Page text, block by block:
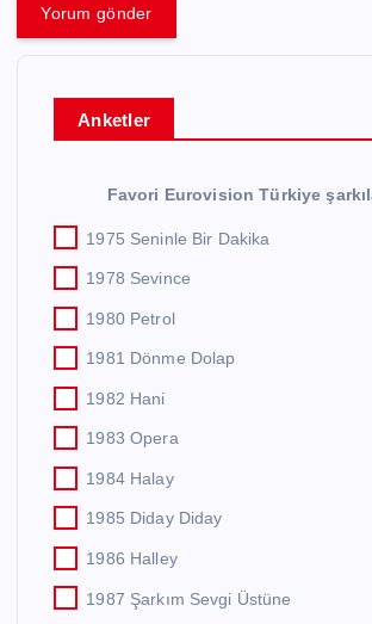
Anketler
Favori Eurovision Türkiye
1975 Seninle Bir Dakika
1978 Sevince
1980 Petrol
1981 Dönme Dolap
1982 Hani
1983 Opera
1984 Halay
1985 Diday Diday
1986 Halley
1987 Şarkım Sevgi Üstüne